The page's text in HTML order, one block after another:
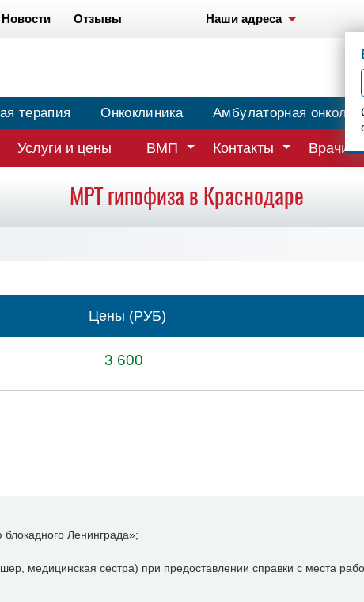
Новости Отзывы Наши адреса
терапия Онкоклиника Амбулаторная
Услуги и цены ВМП Контакты Врачи
МРТ гипофиза в Краснодаре
Цены (РУБ)
3 600
Ленинграда»;
медицинская сестра) при предоставлении справки с места